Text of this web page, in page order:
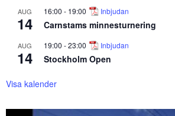
AUG
14
16:00 - 19:00 Inbjudan
Carnstams minnesturnering
AUG
14
19:00 -23:00 Inbjudan
Stockholm Open
Visa kalender